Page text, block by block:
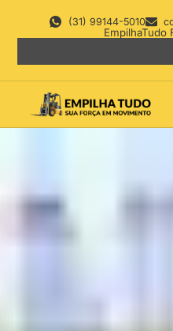
(31) 99144-5010
EmpilhaTudo